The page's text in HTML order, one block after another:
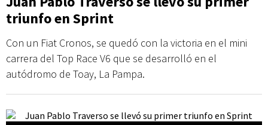
triunfo en Sprint
Con un Fiat Cronos, se quedó con la victoria en el mini
carrera del Top Race V6 que se desarrolló en el
autódromo de Toay, La Pampa.